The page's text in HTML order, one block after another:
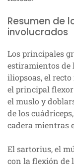
Resumen de
involucrados
Los principales
estiramientos de
iliopsoas, el
el principal flexor
el muslo y
de los
cadera mientras
El sartorius, el
con la flexión de